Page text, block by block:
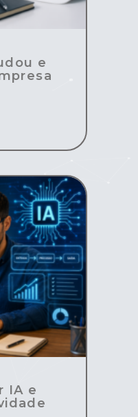
e
IA e